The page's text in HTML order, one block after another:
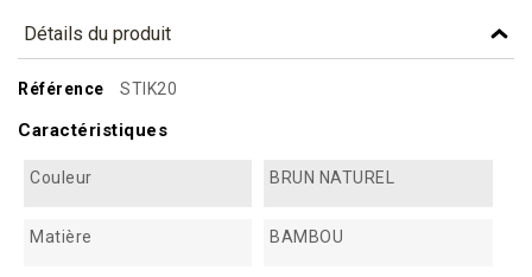
Détails du produit
Référence STIK20
Caractéristiques
Couleur BRUN NATUREL
Matière BAMBOU